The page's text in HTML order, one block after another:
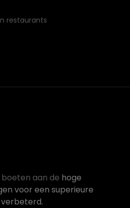
restaurants
aan de hoge
voor een superieure